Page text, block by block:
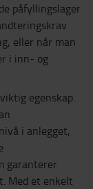
påfyllingslager
eller når man
i inn- og
egenskap.
i anlegget,
garanterer
Med et enkelt